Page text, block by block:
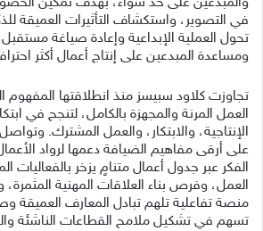
في التصوير، واستكشاف التأثيرات العميقة
تحول العملية الإبداعية وإعادة صياغة
ومساعدة المبدعين على إنتاج أعمال أكثر
تجاوزت كلاود سبيسز منذ انطلاقتها المفهوم
العمل المرنة والمجهزة بالكامل، لتنجح في
الإنتاجية، والابتكار، والعمل المشترك.
على أرقى مفاهيم الضيافة دعمها لرواد
الفكر عبر جدول أعمال متنامٍ يزخر
العمل، وفرص بناء العلاقات المهنية
منصة تفاعلية تلهم تبادل المعارف العميقة
تسهم في تشكيل ملامح القطاعات الناشئة